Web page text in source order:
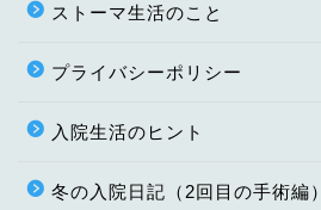
ストーマ生活のこと
プライバシーポリシー
入院生活のヒント
冬の入院日記（2回目の手術編）